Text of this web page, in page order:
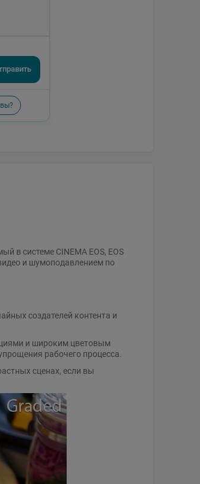
в системе CINEMA EOS, EOS
и шумоподавлением по
создателей контента и
и широким цветовым
рабочего процесса.
сценах, если вы